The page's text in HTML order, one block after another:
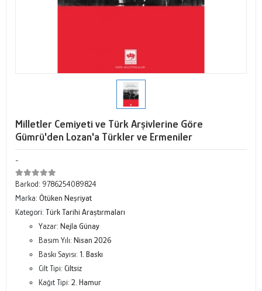
Milletler Cemiyeti ve Türk Arşivlerine Göre
Gümrü'den Lozan'a Türkler ve Ermeniler
-
Barkod: 9786254089824
Marka: Ötüken Neşriyat
Kategori: Türk Tarihi Araştırmaları
Yazar: Nejla Günay
Basım Yılı: Nisan 2026
Baskı Sayısı: 1. Baskı
Cilt Tipi: Ciltsiz
Kağıt Tipi: 2. Hamur